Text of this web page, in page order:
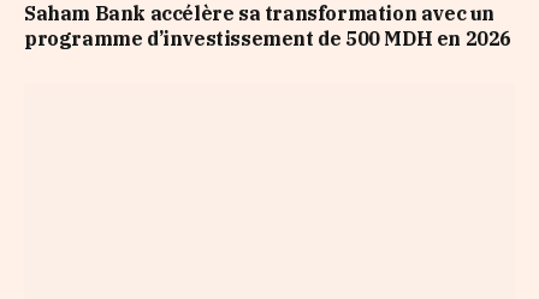
Saham Bank accélère sa transformation avec un
programme d’investissement de 500 MDH en 2026